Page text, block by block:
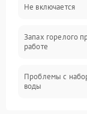
Не включается
Запах горелого
работе
Проблемы с
воды